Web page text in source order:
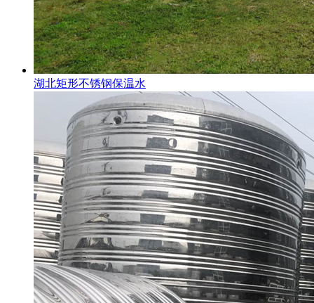
湖北矩形不锈钢保温水